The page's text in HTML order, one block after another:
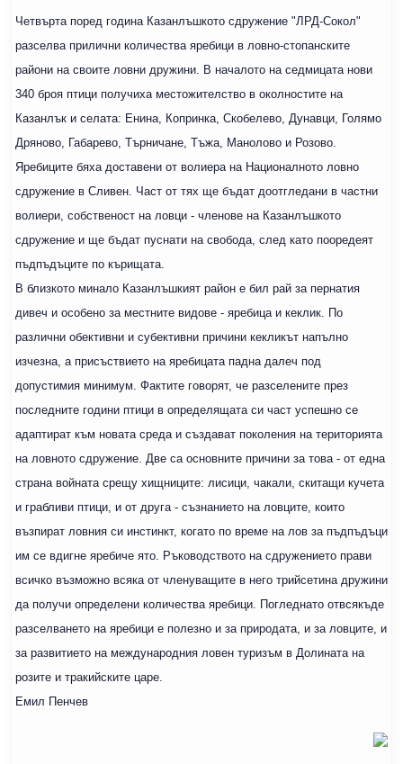
Четвърта поред година Казанлъшкото сдружение "ЛРД-Сокол"
разселва прилични количества яребици в ловно-стопанските
райони на своите ловни дружини. В началото на седмицата нови
340 броя птици получиха местожителство в околностите на
Казанлък и селата: Енина, Копринка, Скобелево, Дунавци, Голямо
Дряново, Габарево, Търничане, Тъжа, Манолово и Розово.
Яребиците бяха доставени от волиера на Националното ловно
сдружение в Сливен. Част от тях ще бъдат доотгледани в частни
волиери, собственост на ловци - членове на Казанлъшкото
сдружение и ще бъдат пуснати на свобода, след като пооредеят
пъдпъдъците по кърищата.
В близкото минало Казанлъшкият район е бил рай за пернатия
дивеч и особено за местните видове - яребица и кеклик. По
различни обективни и субективни причини кекликът напълно
изчезна, а присъствието на яребицата падна далеч под
допустимия минимум. Фактите говорят, че разселените през
последните години птици в определящата си част успешно се
адаптират към новата среда и създават поколения на територията
на ловното сдружение. Две са основните причини за това - от една
страна войната срещу хищниците: лисици, чакали, скитащи кучета
и грабливи птици, и от друга - съзнанието на ловците, които
възпират ловния си инстинкт, когато по време на лов за пъдпъдъци
им се вдигне яребиче ято. Ръководството на сдружението прави
всичко възможно всяка от членуващите в него трийсетина дружини
да получи определени количества яребици. Погледнато отвсякъде
разселването на яребици е полезно и за природата, и за ловците, и
за развитието на международния ловен туризъм в Долината на
розите и тракийските царе.
Емил Пенчев